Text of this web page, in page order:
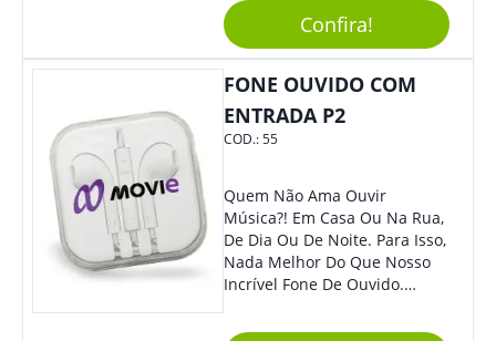
Resistente, Com A Qualidade
Que Os Colaboradores
Buscam, E O Design É
Moderno, Destacando Ainda
Confira!
FONE OUVIDO COM
ENTRADA P2
COD.:55
Quem Não Ama Ouvir
Música?! Em Casa Ou Na Rua,
De Dia Ou De Noite. Para Isso,
Nada Melhor Do Que Nosso
Incrível Fone De Ouvido.
De Excelente Qualidade, E